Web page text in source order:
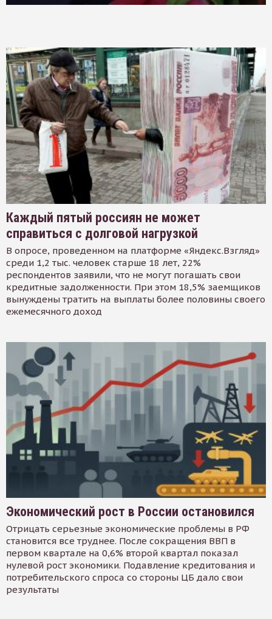
Каждый пятый россиян не может
справиться с долговой нагрузкой
В опросе, проведенном на платформе «Яндекс.Взгляд»
среди 1,2 тыс. человек старше 18 лет, 22%
респондентов заявили, что не могут погашать свои
кредитные задолженности. При этом 18,5% заемщиков
вынуждены тратить на выплаты более половины своего
ежемесячного доход
Экономический рост в России остановился
Отрицать серьезные экономические проблемы в РФ
становится все труднее. После сокращения ВВП в
первом квартале на 0,6% второй квартал показал
нулевой рост экономики. Подавление кредитования и
потребительского спроса со стороны ЦБ дало свои
результаты